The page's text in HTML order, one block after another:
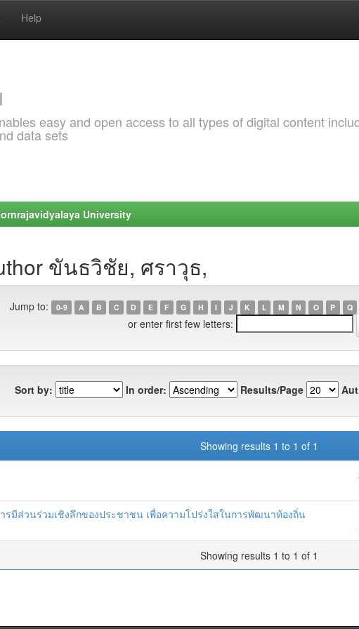
Help
easy and open access to all types of digital content
data sets
University
ขันธวิชัย, ศราวุธ,
Jump to: 0-9 A B C D E F G H I J K L M N O P Q
or enter first few letters:
Sort by: In order: Results/Page
Showing results 1 to 1 of 1
มีส่วนร่วมเชิงลึกของประชาชน เพื่อความโปร่งใสในการพัฒนาท้องถิ่น
Showing results 1 to 1 of 1